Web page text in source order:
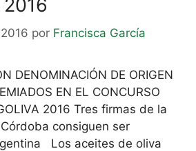
2016
por Francisca García
DENOMINACIÓN DE ORIGEN
EN EL CONCURSO
2016 Tres firmas de la
consiguen ser
Los aceites de oliva